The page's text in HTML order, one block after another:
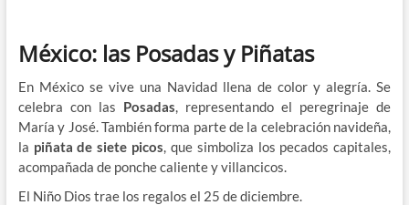
México: las Posadas y Piñatas
En México se vive una Navidad llena de color y alegría. Se
celebra con las Posadas, representando el peregrinaje de
María y José. También forma parte de la celebración navideña,
la piñata de siete picos, que simboliza los pecados capitales,
acompañada de ponche caliente y villancicos.
El Niño Dios trae los regalos el 25 de diciembre.